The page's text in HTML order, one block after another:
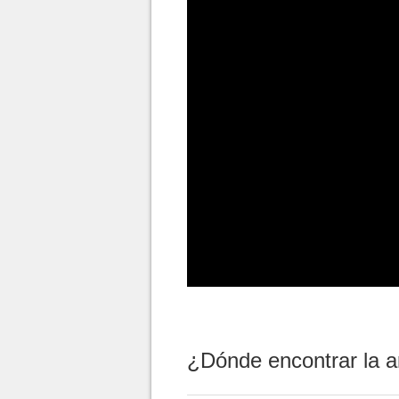
¿Dónde encontrar la